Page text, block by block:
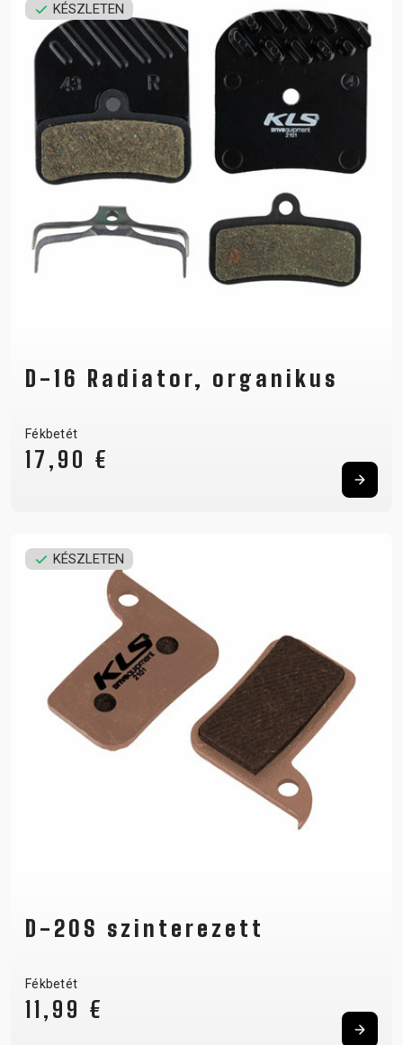
KÉSZLETEN
D-16 Radiator, organikus
Fékbetét
17,90 €
KÉSZLETEN
D-20S szinterezett
Fékbetét
11,99 €